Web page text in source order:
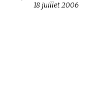
18 juillet 2006